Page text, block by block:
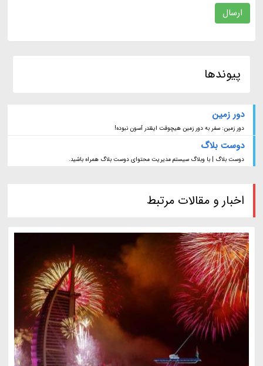
ارسال
پیوندها
دور زمین
دور زمین: سفر به دور زمین هیچوقت اینقدر آسون نبوده!
دوست بلاگ
دوست بلاگ | با وبلاگ سیستم مدیریت محتوای دوست بلاگ همراه باشید.
اخبار و مقالات مرتبط